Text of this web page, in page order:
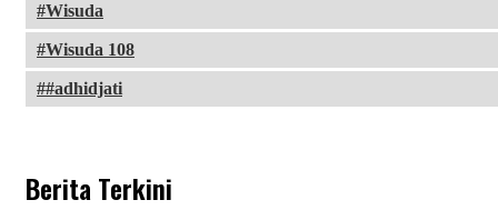
Wisuda
Wisuda 108
#adhidjati
Berita Terkini